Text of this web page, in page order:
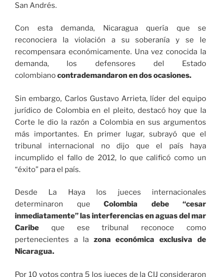
San Andrés.
Con esta demanda, Nicaragua quería que se
reconociera la violación a su soberanía y se le
recompensara económicamente. Una vez conocida la
demanda, los defensores del Estado
colombianocontrademandaron en dos ocasiones.
Sin embargo, Carlos Gustavo Arrieta, líder del equipo
jurídico de Colombia en el pleito, destacó hoy que la
Corte le dio la razón a Colombia en sus argumentos
más importantes. En primer lugar, subrayó que el
tribunal internacional no dijo que el país haya
incumplido el fallo de 2012, lo que calificó como un
“éxito” para el país.
Desde La Haya los jueces internacionales
determinaron que Colombia debe “cesar
inmediatamente” las interferencias en aguas del mar
Caribe que ese tribunal reconoce como
pertenecientes a la zona económica exclusiva de
Nicaragua.
Por 10 votos contra 5 los jueces de la CIJ consideraron